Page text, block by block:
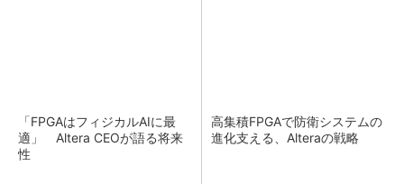
「FPGAはフィジカルAIに最
適」 Altera CEOが語る将来
性
高集積FPGAで防衛システムの
進化支える、Alteraの戦略